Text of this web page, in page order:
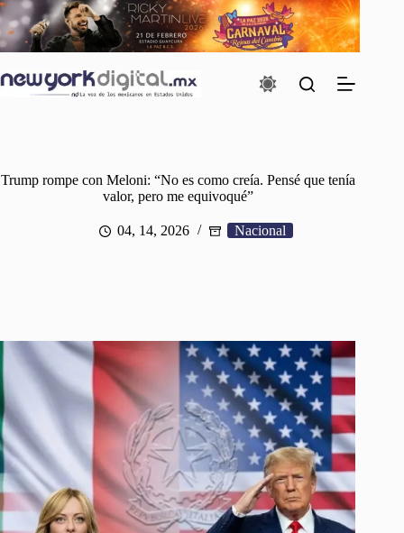
Saltar
al
contenido
Trump rompe con Meloni: “No es como creía. Pensé que tenía
valor, pero me equivoqué”
04, 14, 2026 Nacional